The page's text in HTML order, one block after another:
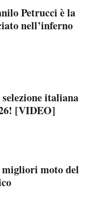
Petrucci è la
nell’inferno
italiana
[VIDEO]
moto del